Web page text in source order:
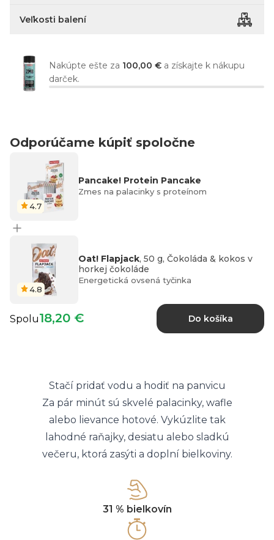
Veľkosti balení
Nakúpte ešte za 100,00 € a získajte k nákupu
darček.
Odporúčame kúpiť spoločne
4.7
Pancake! Protein Pancake
Zmes na palacinky s proteínom
4.8
Oat! Flapjack, 50 g, Čokoláda & kokos v
horkej čokoláde
Energetická ovsená tyčinka
Spolu18,20 € Do košíka
Stačí pridať vodu a hodiť na panvicu
Za pár minút sú skvelé palacinky, wafle
alebo lievance hotové. Vykúzlite tak
lahodné raňajky, desiatu alebo sladkú
večeru, ktorá zasýti a doplní bielkoviny.
31 % bielkovín